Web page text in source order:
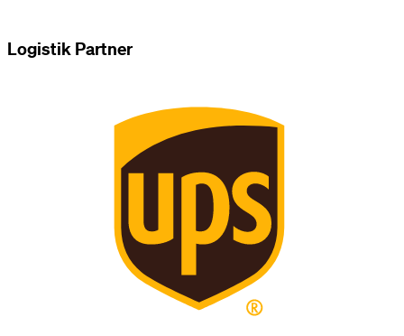
Logistik Partner